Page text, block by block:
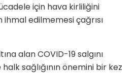
için hava kirliliğini
edilmemesi çağrısı
alan COVID-19 salgını
sağlığının önemini bir kez